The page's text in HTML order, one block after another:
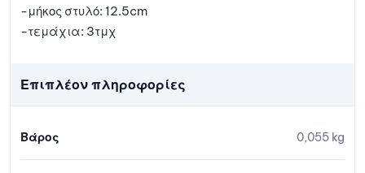
-μήκος στυλό: 12.5cm
-τεμάχια: 3τμχ
Επιπλέον πληροφορίες
Βάρος 0,055 kg